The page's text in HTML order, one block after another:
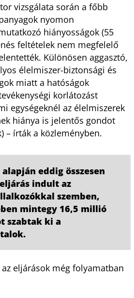
vizsgálata során a főbb
nyomon
hiányosságok (55
feltételek nem megfelelő
Különösen aggasztó,
élelmiszer-biztonsági és
miatt a hatóságok
korlátozást
egységeknél az élelmiszerek
hiánya is jelentős gondot
– írták a közleményben.
eddig összesen
indult az
szemben,
mintegy 16,5 millió
szabtak ki a
eljárások még folyamatban